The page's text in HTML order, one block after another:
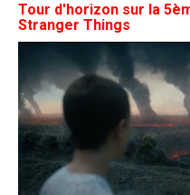
Tour d'horizon sur la
Stranger Things